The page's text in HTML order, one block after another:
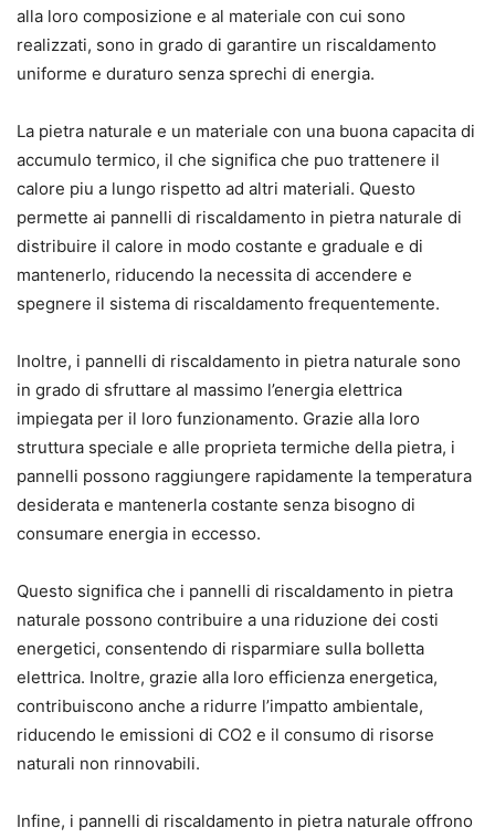
alla loro composizione e al materiale con cui sono
realizzati, sono in grado di garantire un riscaldamento
uniforme e duraturo senza sprechi di energia.
La pietra naturale e un materiale con una buona capacita di
accumulo termico, il che significa che puo trattenere il
calore piu a lungo rispetto ad altri materiali. Questo
permette ai pannelli di riscaldamento in pietra naturale di
distribuire il calore in modo costante e graduale e di
mantenerlo, riducendo la necessita di accendere e
spegnere il sistema di riscaldamento frequentemente.
Inoltre, i pannelli di riscaldamento in pietra naturale sono
in grado di sfruttare al massimo l’energia elettrica
impiegata per il loro funzionamento. Grazie alla loro
struttura speciale e alle proprieta termiche della pietra, i
pannelli possono raggiungere rapidamente la temperatura
desiderata e mantenerla costante senza bisogno di
consumare energia in eccesso.
Questo significa che i pannelli di riscaldamento in pietra
naturale possono contribuire a una riduzione dei costi
energetici, consentendo di risparmiare sulla bolletta
elettrica. Inoltre, grazie alla loro efficienza energetica,
contribuiscono anche a ridurre l’impatto ambientale,
riducendo le emissioni di CO2 e il consumo di risorse
naturali non rinnovabili.
Infine, i pannelli di riscaldamento in pietra naturale offrono